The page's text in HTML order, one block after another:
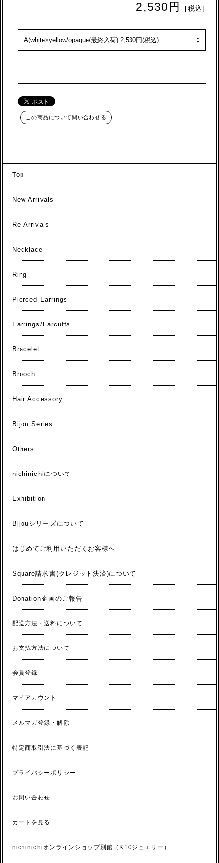
2,530円 [税込]
この商品について問い合わせる
Top
New Arrivals
Re-Arrivals
Necklace
Ring
Pierced Earrings
Earrings/Earcuffs
Bracelet
Brooch
Hair Accessory
Bijou Series
Others
nichinichiについて
Exhibition
Bijouシリーズについて
はじめてご利用いただくお客様へ
Square請求書(クレジット決済)について
Donation企画のご報告
配送方法・送料について
お支払方法について
会員登録
マイアカウント
メルマガ登録・解除
特定商取引法に基づく表記
プライバシーポリシー
お問い合わせ
カートを見る
nichinichiオンラインショップ別館（K10ジュエリー）